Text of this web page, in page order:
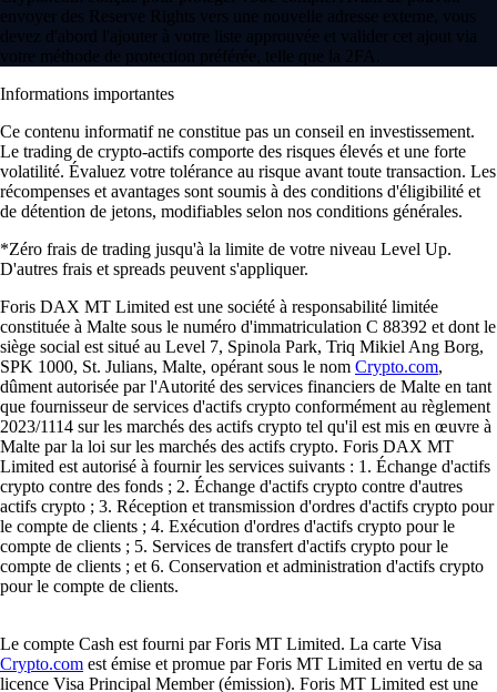
envoyer des Reserve Rights vers une nouvelle adresse externe, vous
devez d'abord l'ajouter à votre liste approuvée et valider cet ajout via
votre méthode de protection préférée, telle que la 2FA.
Informations importantes
Ce contenu informatif ne constitue pas un conseil en investissement.
Le trading de crypto-actifs comporte des risques élevés et une forte
volatilité. Évaluez votre tolérance au risque avant toute transaction. Les
récompenses et avantages sont soumis à des conditions d'éligibilité et
de détention de jetons, modifiables selon nos conditions générales.
*Zéro frais de trading jusqu'à la limite de votre niveau Level Up.
D'autres frais et spreads peuvent s'appliquer.
Foris DAX MT Limited est une société à responsabilité limitée
constituée à Malte sous le numéro d'immatriculation C 88392 et dont le
siège social est situé au Level 7, Spinola Park, Triq Mikiel Ang Borg,
SPK 1000, St. Julians, Malte, opérant sous le nom Crypto.com,
dûment autorisée par l'Autorité des services financiers de Malte en tant
que fournisseur de services d'actifs crypto conformément au règlement
2023/1114 sur les marchés des actifs crypto tel qu'il est mis en œuvre à
Malte par la loi sur les marchés des actifs crypto. Foris DAX MT
Limited est autorisé à fournir les services suivants : 1. Échange d'actifs
crypto contre des fonds ; 2. Échange d'actifs crypto contre d'autres
actifs crypto ; 3. Réception et transmission d'ordres d'actifs crypto pour
le compte de clients ; 4. Exécution d'ordres d'actifs crypto pour le
compte de clients ; 5. Services de transfert d'actifs crypto pour le
compte de clients ; et 6. Conservation et administration d'actifs crypto
pour le compte de clients.
Le compte Cash est fourni par Foris MT Limited. La carte Visa
Crypto.com est émise et promue par Foris MT Limited en vertu de sa
licence Visa Principal Member (émission). Foris MT Limited est une